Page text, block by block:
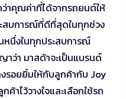
าคุณค่าที่ได้จากรถยนต์ให้
สบการณ์ที่ดีที่สุดในทุกช่วง
หนึ่งในทุกประสบการณ์
ว่า มาสด้าจะเป็นแบรนด์
รอยยิ้มให้กับลูกค้ากับ Joy
าไว้วางใจและเลือกใช้รถ